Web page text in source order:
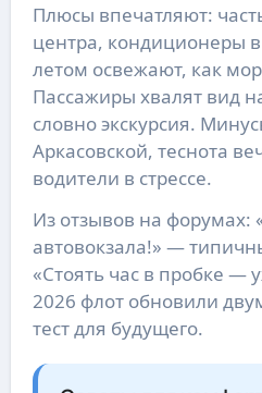
Плюсы впечатляют:
центра, кондиционеры
летом освежают, как
Пассажиры хвалят вид
словно экскурсия.
Аркасовской, теснота
водители в стрессе.
Из отзывов на форумах:
автовокзала!» —
«Стоять час в пробке —
2026 флот обновили
тест для будущего.